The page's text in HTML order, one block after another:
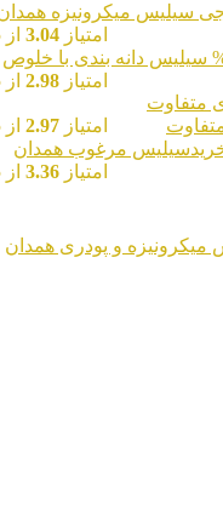
سیلیس میکرونیزه همدان
امتیاز3.04از 5
دانه بندی با خلوص
امتیاز2.98از 5
امتیاز2.97از 5
مرغوب همدان
امتیاز3.36از 5
و پودری همدان